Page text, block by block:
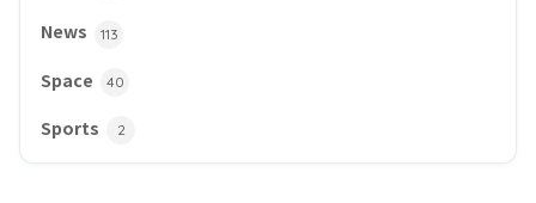
News 113
Space 40
Sports 2